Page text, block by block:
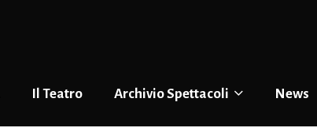
Il Teatro Archivio Spettacoli News